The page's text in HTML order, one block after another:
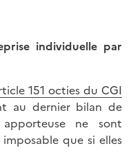
individuelle par
151 octies du CGI
au dernier bilan de
ne sont
que si elles